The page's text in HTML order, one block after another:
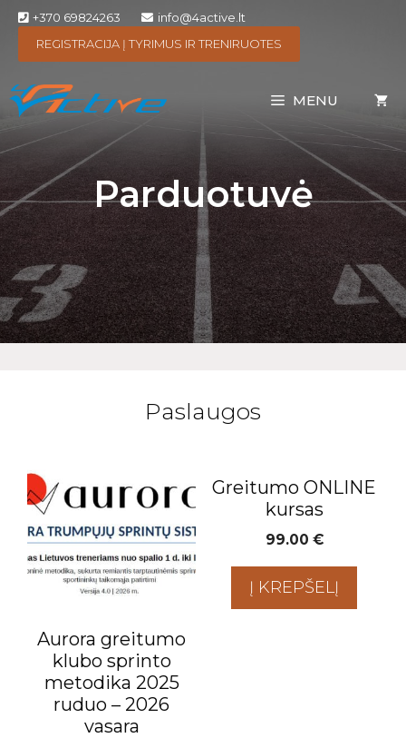
+370 69824263
info@4active.lt
REGISTRACIJA Į TYRIMUS IR TRENIRUOTES
MENU
Parduotuvė
Paslaugos
Aurora greitumo
klubo sprinto
metodika 2025
ruduo – 2026
vasara
Greitumo ONLINE
kursas
99.00 €
Į KREPŠELĮ